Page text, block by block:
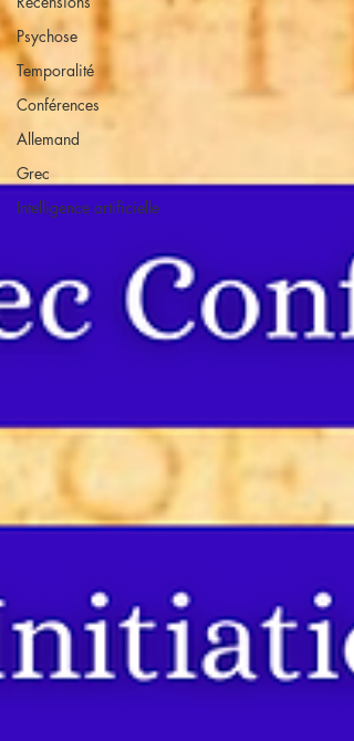
Psychose
Temporalité
Conférences
Allemand
Grec
Intelligence artificielle